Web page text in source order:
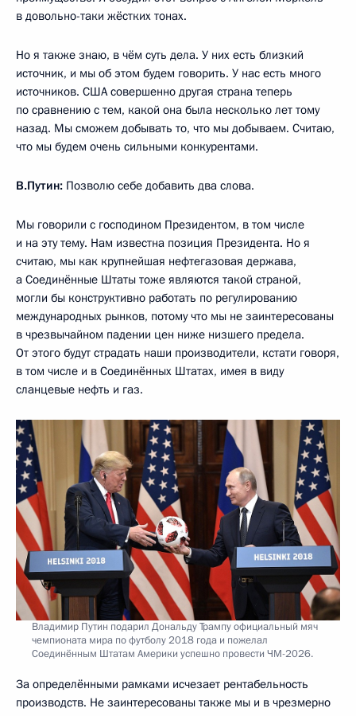
в довольно-таки жёстких тонах.
Но я также знаю, в чём суть дела. У них есть близкий
источник, и мы об этом будем говорить. У нас есть много
источников. США совершенно другая страна теперь
по сравнению с тем, какой она была несколько лет тому
назад. Мы сможем добывать то, что мы добываем. Считаю,
что мы будем очень сильными конкурентами.
В.Путин: Позволю себе добавить два слова.
Мы говорили с господином Президентом, в том числе
и на эту тему. Нам известна позиция Президента. Но я
считаю, мы как крупнейшая нефтегазовая держава,
а Соединённые Штаты тоже являются такой страной,
могли бы конструктивно работать по регулированию
международных рынков, потому что мы не заинтересованы
в чрезвычайном падении цен ниже низшего предела.
От этого будут страдать наши производители, кстати говоря,
в том числе и в Соединённых Штатах, имея в виду
сланцевые нефть и газ.
Владимир Путин подарил Дональду Трампу официальный мяч
чемпионата мира по футболу 2018 года и пожелал
Соединённым Штатам Америки успешно провести ЧМ-2026.
За определёнными рамками исчезает рентабельность
производств. Не заинтересованы также мы и в чрезмерно